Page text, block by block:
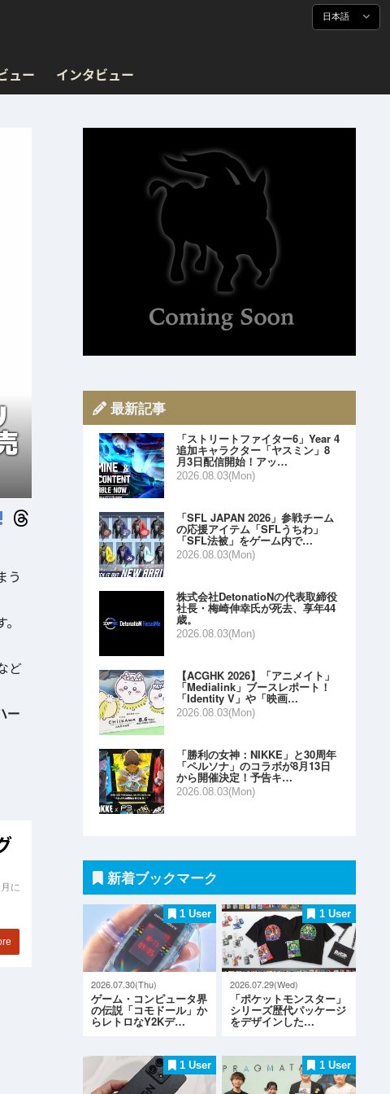
日本語
ュー インタビュー
う
ど
ー
最新記事
「ストリートファイター6」Year 4
追加キャラクター「ヤスミン」8
月3日配信開始！アッ…
2026.08.03(Mon)
「SFL JAPAN 2026」参戦チーム
の応援アイテム「SFLうちわ」
「SFL法被」をゲーム内で…
2026.08.03(Mon)
株式会社DetonatioNの代表取締役
社長・梅崎伸幸氏が死去、享年44
歳。
2026.08.03(Mon)
【ACGHK 2026】「アニメイト」
「Medialink」ブースレポート！
「Identity V」や「映画…
2026.08.03(Mon)
「勝利の女神：NIKKE」と30周年
「ペルソナ」のコラボが8月13日
から開催決定！予告キ…
2026.08.03(Mon)
新着ブックマーク
1 User
2026.07.30(Thu)
ゲーム・コンピュータ界
の伝説「コモドール」か
らレトロなY2Kデ…
1 User
2026.07.29(Wed)
「ポケットモンスター」
シリーズ歴代パッケージ
をデザインした…
1 User 1 User